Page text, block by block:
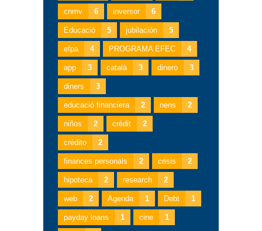
cnmv 6 inversor 6
Educació 5 jubilación 5
efpa 4 PROGRAMA EFEC 4
app 3 català 3 dinero 3
diners 3
educació financiera 2 nens 2
niños 2 crèdit 2
crédito 2
finances personals 2 crisis 2
hipoteca 2 research 2
web 2 Agenda 1 Debt 1
payday loans 1 cine 1